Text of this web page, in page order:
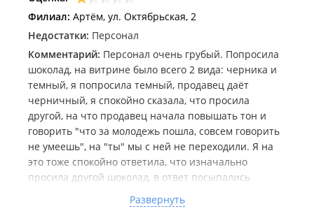
Филиал: Артём, ул. Октябрьская, 2
Недостатки: Персонал
Комментарий: Персонал очень грубый. Попросила
шоколад, на витрине было всего 2 вида: черника и
темный, я попросила темный, продавец даёт
черничный, я спокойно сказала, что просила
другой, на что продавец начала повышать тон и
говорить "что за молодежь пошла, совсем говорить
не умеешь", на "ты" мы с ней не переходили. Я на
это тоже спокойно ответила, что изначально
просила другой шоколад, в ответ посыпались
потом даже цвет упаковки сказала (НА ВИТРИНЕ
Развернуть